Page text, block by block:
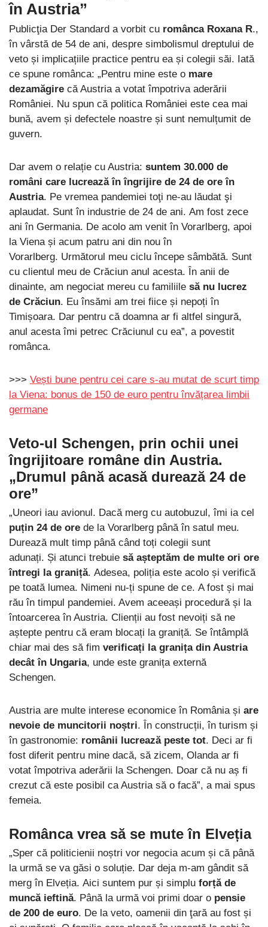
în Austria”
Publicţia Der Standard a vorbit cu românca Roxana R.,
în vârstă de 54 de ani, despre simbolismul dreptului de
veto și implicațiile practice pentru ea și colegii săi. Iată
ce spune românca: „Pentru mine este o mare
dezamăgire că Austria a votat împotriva aderării
României. Nu spun că politica României este cea mai
bună, avem și defectele noastre și sunt nemulțumit de
guvern.
Dar avem o relație cu Austria: suntem 30.000 de
români care lucrează în îngrijire de 24 de ore în
Austria. Pe vremea pandemiei toţi ne-au lăudat şi
aplaudat. Sunt în industrie de 24 de ani. Am fost zece
ani în Germania. De acolo am venit în Vorarlberg, apoi
la Viena și acum patru ani din nou în
Vorarlberg. Următorul meu ciclu începe sâmbătă. Sunt
cu clientul meu de Crăciun anul acesta. În anii de
dinainte, am negociat mereu cu familiile să nu lucrez
de Crăciun. Eu însămi am trei fiice și nepoți în
Timișoara. Dar pentru că doamna ar fi altfel singură,
anul acesta îmi petrec Crăciunul cu ea”, a povestit
românca.
>>> Vești bune pentru cei care s-au mutat de scurt timp
la Viena: bonus de 150 de euro pentru învățarea limbii
germane
Veto-ul Schengen, prin ochii unei
îngrijitoare române din Austria.
„Drumul până acasă durează 24 de
ore”
„Uneori iau avionul. Dacă merg cu autobuzul, îmi ia cel
puțin 24 de ore de la Vorarlberg până în satul meu.
Durează mult timp până când toți colegii sunt
adunați. Și atunci trebuie să așteptăm de multe ori ore
întregi la graniță. Adesea, poliția este acolo și verifică
pe toată lumea. Nimeni nu-ți spune de ce. A fost și mai
rău în timpul pandemiei. Avem aceeași procedură și la
întoarcerea în Austria. Clienții au fost nevoiți să ne
aștepte pentru că eram blocați la graniță. Se întâmplă
chiar mai des să fim verificați la granița din Austria
decât în ​​Ungaria, unde este granița externă
Schengen.
Austria are multe interese economice în România și are
nevoie de muncitorii noștri. În construcții, în turism și
în gastronomie: românii lucrează peste tot. Deci ar fi
fost diferit pentru mine dacă, să zicem, Olanda ar fi
votat împotriva aderării la Schengen. Doar că nu aș fi
crezut că este posibil ca Austria să o facă”, a mai spus
femeia.
Românca vrea să se mute în Elveția
„Sper că politicienii noștri vor negocia acum și că până
la urmă se va găsi o soluție. Dar deja m-am gândit să
merg în Elveția. Aici suntem pur și simplu forță de
muncă ieftină. Până la urmă voi primi doar o pensie
de 200 de euro. De la veto, oamenii din ţară au fost și